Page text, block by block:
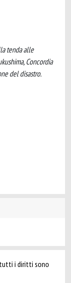
tenda alle
Concordia
del disastro.
tutti i diritti sono